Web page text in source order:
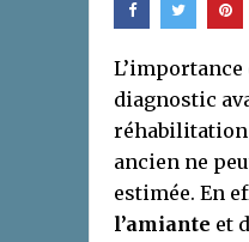
L’importance
diagnostic
réhabilitation
ancien ne
estimée. En
l’amiante et